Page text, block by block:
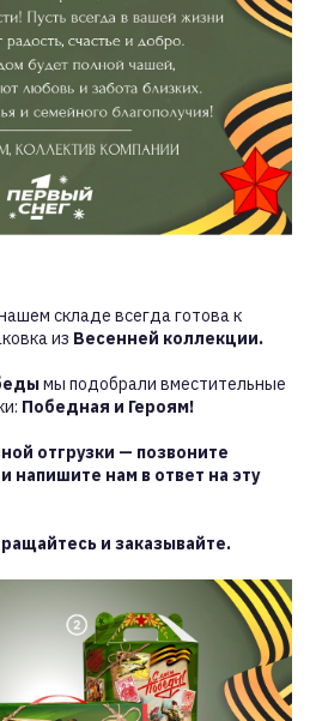
складе всегда готова к
из Весенней коллекции.
мы подобрали вместительные
Победная и Героям!
отгрузки — позвоните
нам в ответ на эту
и заказывайте.